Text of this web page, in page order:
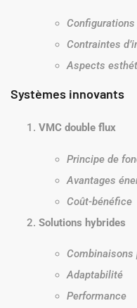
Contraintes
Aspects
Systèmes innovants
VMC double flux
Principe de
Avantages
Coût-bénéfice
Solutions hybrides
Combinaisons
Adaptabilité
Performance